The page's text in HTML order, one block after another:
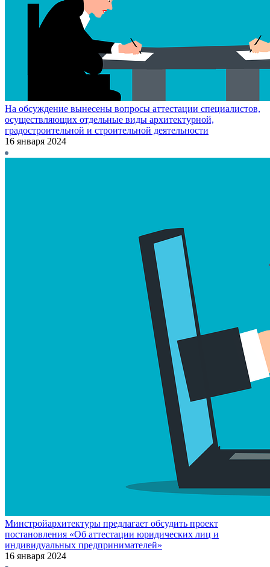
На обсуждение вынесены вопросы аттестации специалистов,
осуществляющих отдельные виды архитектурной,
градостроительной и строительной деятельности
16 января 2024
Минстройархитектуры предлагает обсудить проект
постановления «Об аттестации юридических лиц и
индивидуальных предпринимателей»
16 января 2024